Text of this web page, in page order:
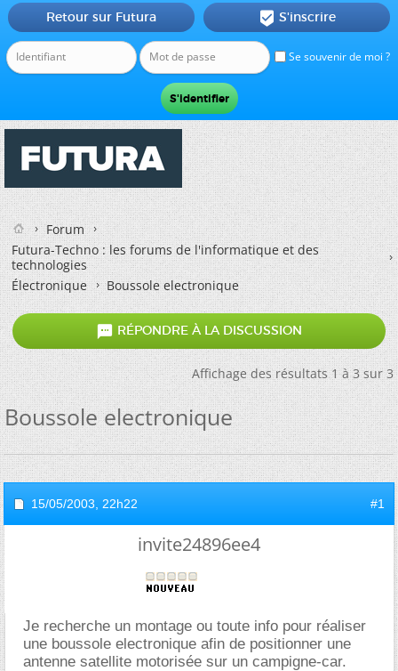
Se souvenir de moi ?
Retour sur Futura  S'inscrire
Forum
Futura-Techno : les forums de l'informatique et des
technologies
Électronique
Boussole electronique
 RÉPONDRE À LA DISCUSSION
Affichage des résultats 1 à 3 sur 3
Boussole electronique
15/05/2003, 22h22 #1
invite24896ee4
Je recherche un montage ou toute info pour réaliser
une boussole electronique afin de positionner une
antenne satellite motorisée sur un campigne-car.